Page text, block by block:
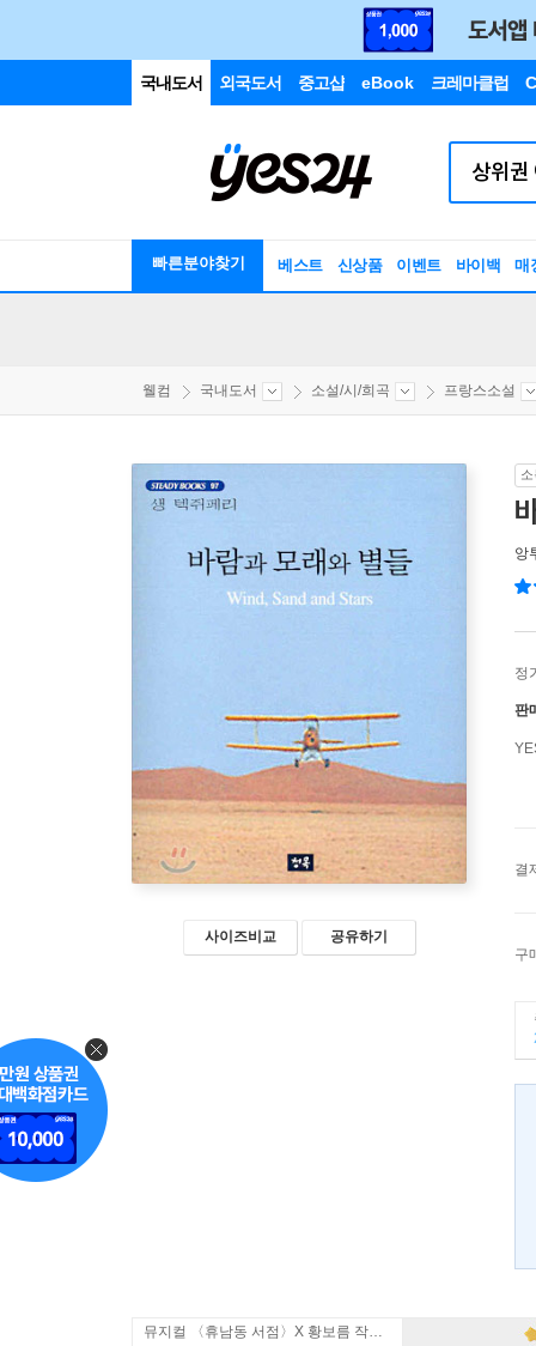
국내도서 외국도서 중고샵 eBook 크레마클럽
빠른분야찾기 베스트 신상품 이벤트 바이백 매
웰컴 국내도서 소설/시/희곡 프랑스소설
사이즈비교 공유하기
앙
정
판
결
구
뮤지컬 〈휴남동 서점〉X 황보름 작가 북토크